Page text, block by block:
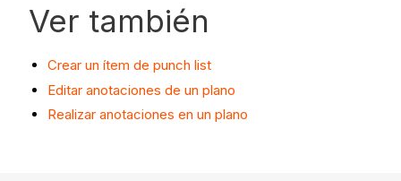
Ver también
Crear un ítem de punch list
Editar anotaciones de un plano
Realizar anotaciones en un plano